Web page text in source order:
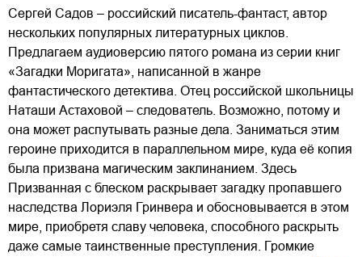
Сергей Садов – российский писатель-фантаст, автор
нескольких популярных литературных циклов.
Предлагаем аудиоверсию пятого романа из серии книг
«Загадки Моригата», написанной в жанре
фантастического детектива. Отец российской школьницы
Наташи Астаховой – следователь. Возможно, потому и
она может распутывать разные дела. Заниматься этим
героине приходится в параллельном мире, куда её копия
была призвана магическим заклинанием. Здесь
Призванная с блеском раскрывает загадку пропавшего
наследства Лориэля Гринвера и обосновывается в этом
мире, приобретя славу человека, способного раскрыть
даже самые таинственные преступления. Громкие